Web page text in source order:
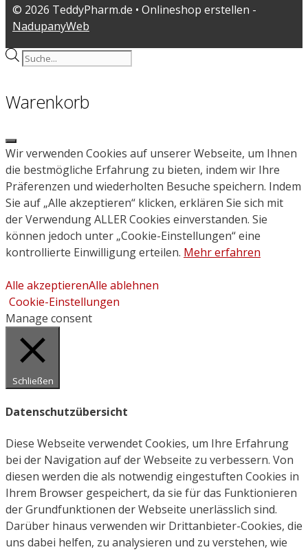
© 2026 TeddyPharm.de • Onlineshop erstellen -
NadupanyWeb
Products
Warenkorb
Close
Wir verwenden Cookies auf unserer Webseite, um Ihnen
die bestmögliche Erfahrung zu bieten, indem wir Ihre
Präferenzen und wiederholten Besuche speichern. Indem
Sie auf „Alle akzeptieren“ klicken, erklären Sie sich mit
der Verwendung ALLER Cookies einverstanden. Sie
können jedoch unter „Cookie-Einstellungen“ eine
kontrollierte Einwilligung erteilen. Mehr erfahren
Alle akzeptierenAlle ablehnen
Cookie-Einstellungen
Manage consent
Schließen
Datenschutzübersicht
Diese Webseite verwendet Cookies, um Ihre Erfahrung
bei der Navigation auf der Webseite zu verbessern. Von
diesen werden die als notwendig eingestuften Cookies in
Ihrem Browser gespeichert, da sie für das Funktionieren
der Grundfunktionen der Webseite unerlässlich sind.
Darüber hinaus verwenden wir Drittanbieter-Cookies, die
uns dabei helfen, zu analysieren und zu verstehen, wie